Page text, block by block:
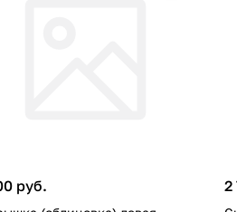
руб. 2